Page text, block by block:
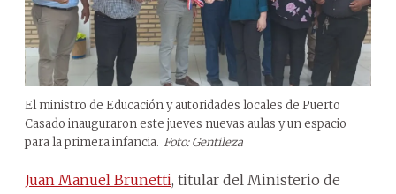
El ministro de Educación y autoridades locales de Puerto
Casado inauguraron este jueves nuevas aulas y un espacio
para la primera infancia. Foto: Gentileza
Juan Manuel Brunetti, titular del Ministerio de